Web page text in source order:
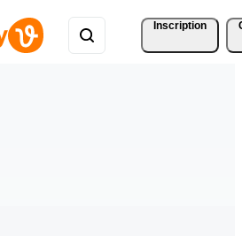
Inscription